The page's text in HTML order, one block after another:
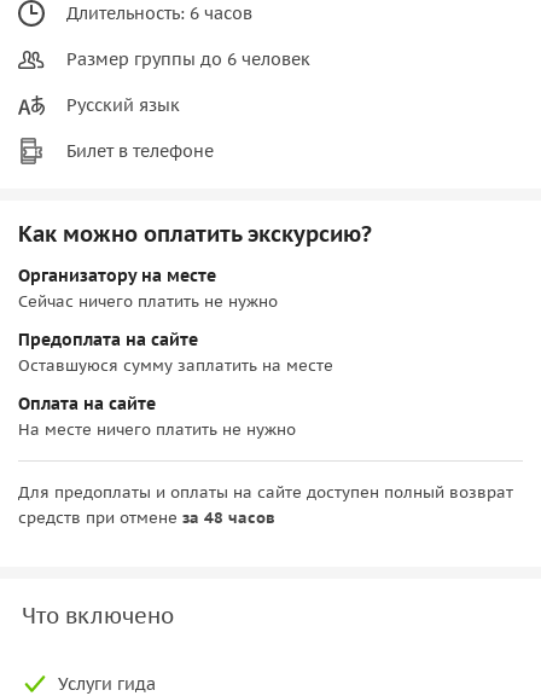
Длительность: 6 часов
Размер группы до 6 человек
Русский язык
Билет в телефоне
Как можно оплатить экскурсию?
Организатору на месте
Сейчас ничего платить не нужно
Предоплата на сайте
Оставшуюся сумму заплатить на месте
Оплата на сайте
На месте ничего платить не нужно
Для предоплаты и оплаты на сайте доступен полный возврат
средств при отмене за 48 часов
Что включено
Услуги гида